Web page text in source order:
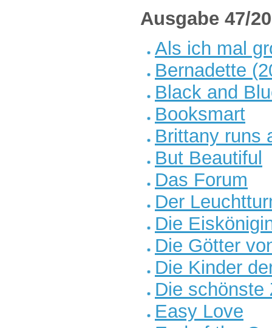
Ausgabe 47/
Als ich mal
Bernadette
Black and
Booksmart
Brittany runs
But Beautiful
Das Forum
Der
Die
Die Götter
Die Kinder
Die schönste
Easy Love